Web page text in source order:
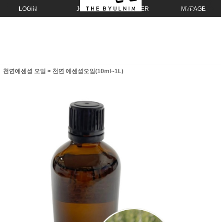
LOGIN JOIN ORDER MYPAGE
천연에센셜 오일 > 천연 에센셜오일(10ml~1L)